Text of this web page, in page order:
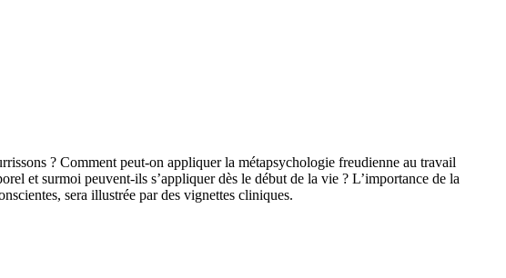
? Comment peut-on appliquer la métapsychologie freudienne au travail
et surmoi peuvent-ils s’appliquer dès le début de la vie ? L’importance de la
sera illustrée par des vignettes cliniques.